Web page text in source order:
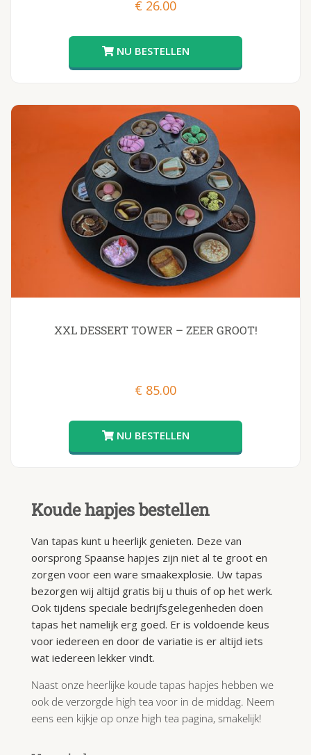
Koude hapjes bestellen
Van tapas kunt u heerlijk genieten. Deze van
oorsprong Spaanse hapjes zijn niet al te groot en
zorgen voor een ware smaakexplosie. Uw tapas
bezorgen wij altijd gratis bij u thuis of op het werk.
Ook tijdens speciale bedrijfsgelegenheden doen
tapas het namelijk erg goed. Er is voldoende keus
voor iedereen en door de variatie is er altijd iets
wat iedereen lekker vindt.
Naast onze heerlijke koude tapas hapjes hebben we
ook de verzorgde high tea voor in de middag. Neem
eens een kijkje op onze high tea pagina, smakelijk!
€ 26.00
XXL DESSERT TOWER – ZEER GROOT!
€ 85.00